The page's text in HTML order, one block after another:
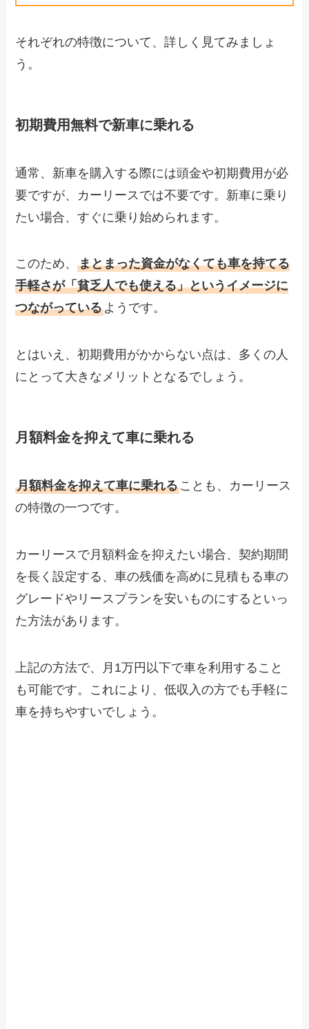
それぞれの特徴について、詳しく見てみましょ
う。
初期費用無料で新車に乗れる
通常、新車を購入する際には頭金や初期費用が必
要ですが、カーリースでは不要です。新車に乗り
たい場合、すぐに乗り始められます。
このため、まとまった資金がなくても車を持てる
手軽さが「貧乏人でも使える」というイメージに
つながっているようです。
とはいえ、初期費用がかからない点は、多くの人
にとって大きなメリットとなるでしょう。
月額料金を抑えて車に乗れる
月額料金を抑えて車に乗れることも、カーリース
の特徴の一つです。
カーリースで月額料金を抑えたい場合、契約期間
を長く設定する、車の残価を高めに見積もる車の
グレードやリースプランを安いものにするといっ
た方法があります。
上記の方法で、月1万円以下で車を利用すること
も可能です。これにより、低収入の方でも手軽に
車を持ちやすいでしょう。